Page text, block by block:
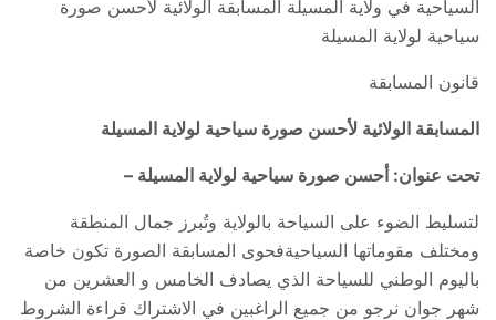
السياحية في ولاية المسيلة المسابقة الولائية لأحسن صورة
سياحية لولاية المسيلة
قانون المسابقة
المسابقة الولائية لأحسن صورة سياحية لولاية المسيلة
تحت عنوان: أحسن صورة سياحية لولاية المسيلة –
لتسليط الضوء على السياحة بالولاية وتُبرز جمال المنطقة
ومختلف مقوماتها السياحيةفحوى المسابقة الصورة تكون خاصة
باليوم الوطني للسياحة الذي يصادف الخامس و العشرين من
شهر جوان نرجو من جميع الراغبين في الاشتراك قراءة الشروط